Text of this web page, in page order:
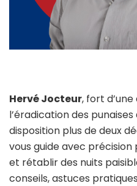
Hervé Jocteur, fort
l’éradication des
disposition plus de deux
vous guide avec précision
et rétablir des nuits
conseils, astuces